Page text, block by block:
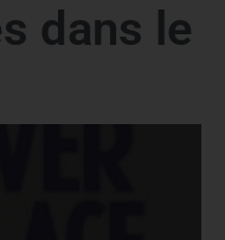
dans le